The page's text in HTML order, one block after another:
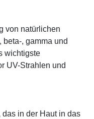
von natürlichen
, gamma und
wichtigste
UV-Strahlen und
das in der Haut in das